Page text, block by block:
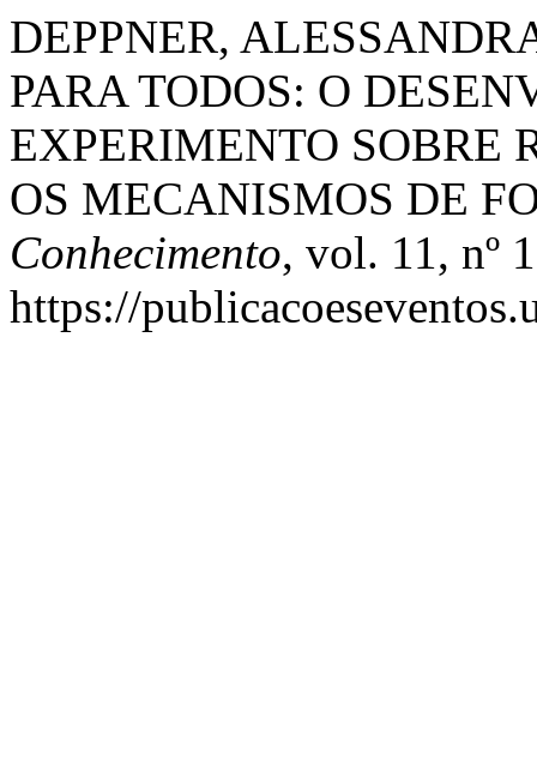
DEPPNER,
PARA TODOS: O
EXPERIMENTO SOBRE
OS MECANISMOS DE
Conhecimento, vol. 11, nº
https://